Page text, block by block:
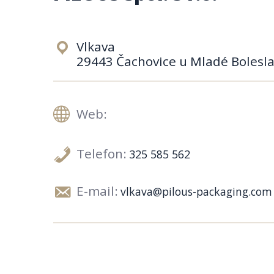
Vlkava
29443 Čachovice u Mladé
Web:
Telefon: 325 585 562
E-mail: vlkava@pilous-packaging.com